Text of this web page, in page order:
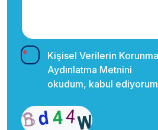
Kişisel Verilerin
Aydınlatma Metnini
okudum, kabul